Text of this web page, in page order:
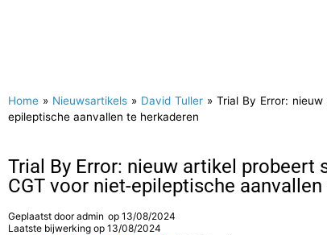
Home » Nieuwsartikels » David Tuller » Trial By Error:
epileptische aanvallen te herkaderen
Trial By Error: nieuw artikel probeert
CGT voor niet-epileptische
Geplaatst dooradmin op 13/08/2024
Laatste bijwerking op 13/08/2024